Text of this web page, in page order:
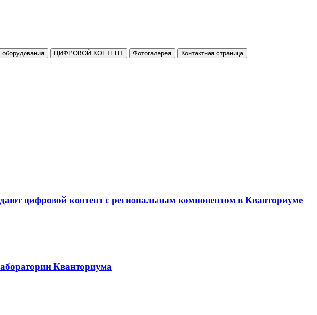
оборудования ЦИФРОВОЙ КОНТЕНТ Фотогалерея Контактная страница
цифровой контент с региональным компонентом в Кванториуме
Кванториума